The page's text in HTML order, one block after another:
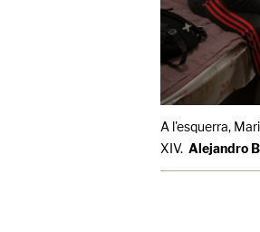
A l'esquerra,
XIV. Alejandro